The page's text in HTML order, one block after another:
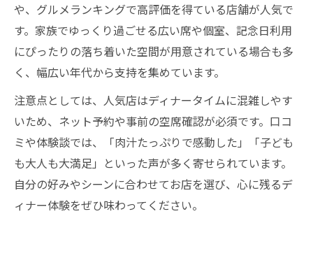
や、グルメランキングで高評価を得ている店舗が人気で
す。家族でゆっくり過ごせる広い席や個室、記念日利用
にぴったりの落ち着いた空間が用意されている場合も多
く、幅広い年代から支持を集めています。
注意点としては、人気店はディナータイムに混雑しやす
いため、ネット予約や事前の空席確認が必須です。口コ
ミや体験談では、「肉汁たっぷりで感動した」「子ども
も大人も大満足」といった声が多く寄せられています。
自分の好みやシーンに合わせてお店を選び、心に残るデ
ィナー体験をぜひ味わってください。